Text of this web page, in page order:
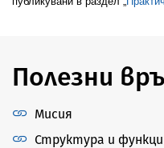
Полезни
Мисия
Структура и